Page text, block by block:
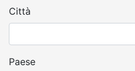
Città
Paese